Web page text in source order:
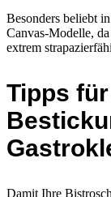
Besonders beliebt
Canvas-Modelle,
extrem
Tipps
Damit Ihre